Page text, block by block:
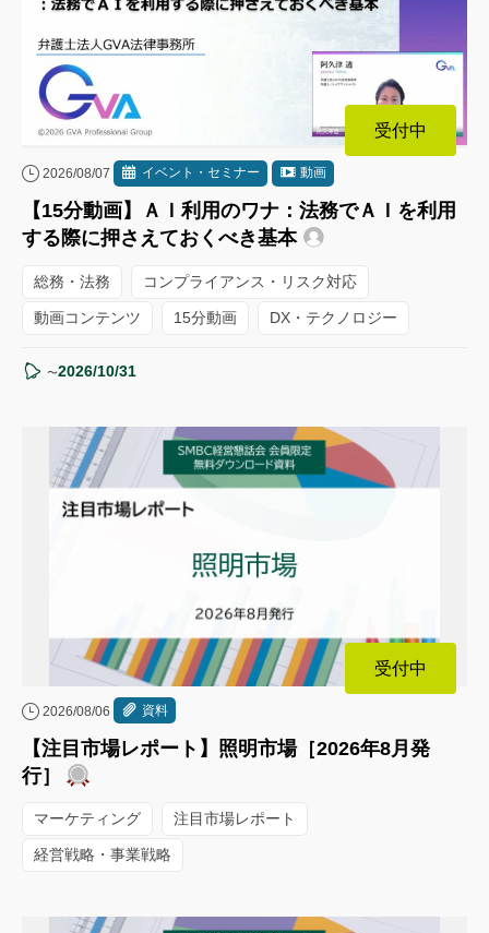
受付中
2026/08/07 イベント・セミナー 動画
【15分動画】ＡＩ利用のワナ：法務でＡＩを利用
する際に押さえておくべき基本
総務・法務 コンプライアンス・リスク対応
動画コンテンツ 15分動画 DX・テクノロジー
〜2026/10/31
受付中
2026/08/06 資料
【注目市場レポート】照明市場［2026年8月発
行］
マーケティング 注目市場レポート
経営戦略・事業戦略